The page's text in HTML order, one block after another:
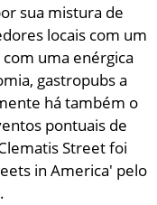
sua mistura de
locais com um
uma enérgica
gastropubs a
há também o
pontuais de
Street foi
in America' pelo